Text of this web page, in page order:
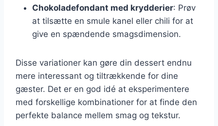
Chokoladefondant med krydderier: Prøv
at tilsætte en smule kanel eller chili for at
give en spændende smagsdimension.
Disse variationer kan gøre din dessert endnu
mere interessant og tiltrækkende for dine
gæster. Det er en god idé at eksperimentere
med forskellige kombinationer for at finde den
perfekte balance mellem smag og tekstur.